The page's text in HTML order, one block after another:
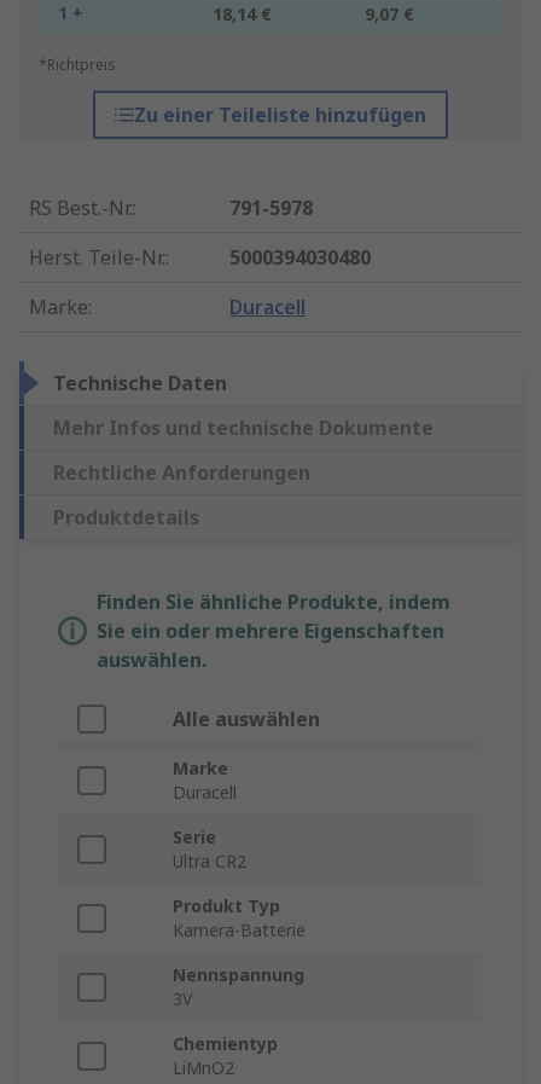
1 + 18,14 € 9,07 €
*Richtpreis
Zu einer Teileliste hinzufügen
RS Best.-Nr.:
791-5978
Herst. Teile-Nr.:
5000394030480
Marke: Duracell
Technische Daten
Mehr Infos und technische Dokumente
Rechtliche Anforderungen
Produktdetails
Finden Sie ähnliche Produkte, indem
Sie ein oder mehrere Eigenschaften
auswählen.
Alle auswählen
Marke
Duracell
Serie
Ultra CR2
Produkt Typ
Kamera-Batterie
Nennspannung
3V
Chemientyp
LiMnO2